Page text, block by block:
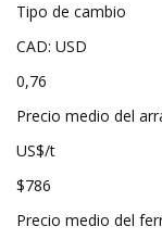
Tipo de cambio
CAD: USD
0,76
Precio medio del
US$/t
$786
Precio medio del